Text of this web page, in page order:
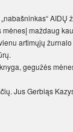
maždaug
artimųjų
gegužės
Jus Gerbiąs